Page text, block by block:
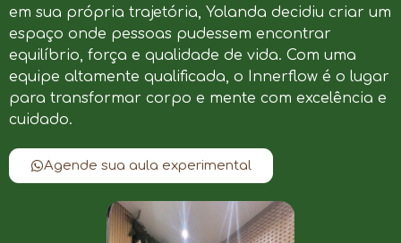
em sua própria trajetória, Yolanda decidiu criar um
espaço onde pessoas pudessem encontrar
equilíbrio, força e qualidade de vida. Com uma
equipe altamente qualificada, o Innerflow é o lugar
para transformar corpo e mente com excelência e
cuidado.
Agende sua aula experimental